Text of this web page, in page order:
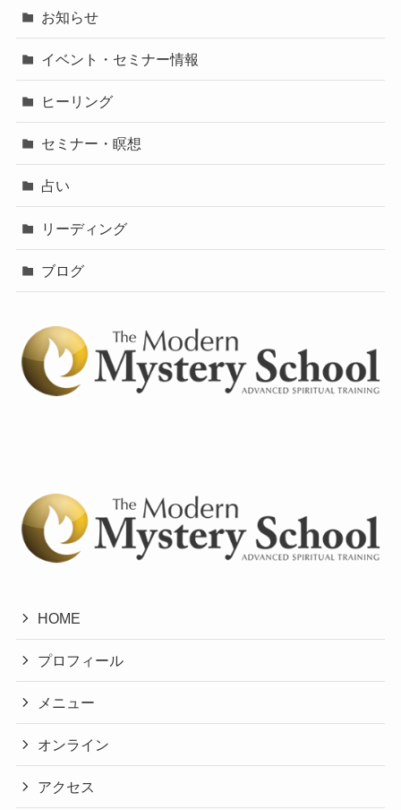
お知らせ
イベント・セミナー情報
ヒーリング
セミナー・瞑想
占い
リーディング
ブログ
HOME
プロフィール
メニュー
オンライン
アクセス